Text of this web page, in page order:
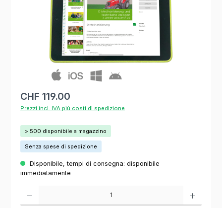
CHF 119.00
Prezzi incl. IVA più costi di spedizione
> 500 disponibile a magazzino
Senza spese di spedizione
Disponibile, tempi di consegna: disponibile
immediatamente